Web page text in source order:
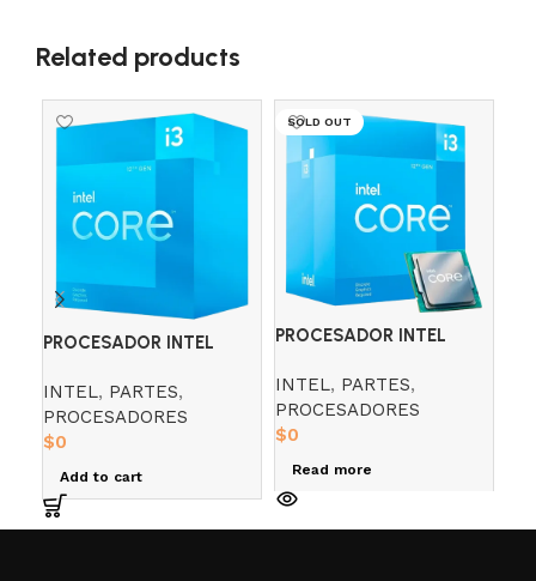
Related products
PROCESADOR INTEL
INTEL, PARTES,
PROCESADORES
$0
Add to cart
SOLD OUT
PROCESADOR INTEL
INTEL, PARTES,
PROCESADORES
$0
Read more